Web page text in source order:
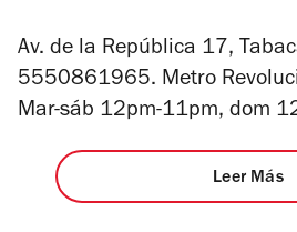
Av. de la República 17,
5550861965. Metro
Mar-sáb 12pm-11pm, dom
Leer Más